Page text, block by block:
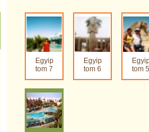
Egyip
tom 7
Egyip
tom 6
tom 5